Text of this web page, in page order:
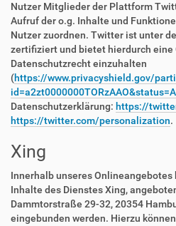
Nutzer Mitglieder der Plattform
Aufruf der o.g. Inhalte und
Nutzer zuordnen. Twitter ist unter
zertifiziert und bietet hierdurch eine
Datenschutzrecht einzuhalten
(https://www.privacyshield.gov/
Datenschutzerklärung: https://
https://twitter.com/personalization.
Xing
Innerhalb unseres Onlineangebotes
Inhalte des Dienstes Xing,
Dammtorstraße 29-32, 20354
eingebunden werden. Hierzu